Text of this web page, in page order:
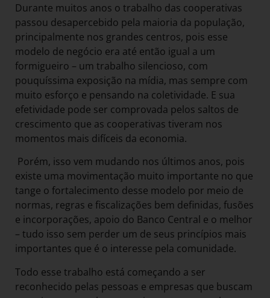
Durante muitos anos o trabalho das cooperativas
passou desapercebido pela maioria da população,
principalmente nos grandes centros, pois esse
modelo de negócio era até então igual a um
formigueiro – um trabalho silencioso, com
pouquíssima exposição na mídia, mas sempre com
muito esforço e pensando na coletividade. E sua
efetividade pode ser comprovada pelos saltos de
crescimento que as cooperativas tiveram nos
momentos mais difíceis da economia.
Porém, isso vem mudando nos últimos anos, pois
existe uma movimentação muito importante no que
tange o fortalecimento desse modelo por meio de
normas, regras e fiscalizações bem definidas, fusões
e incorporações, apoio do Banco Central e o melhor
– tudo isso sem perder um de seus princípios mais
importantes que é o interesse pela comunidade.
Todo esse trabalho está começando a ser
reconhecido pelas pessoas e empresas que buscam